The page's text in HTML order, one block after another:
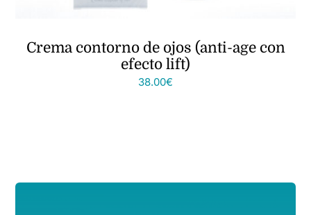
Crema contorno de ojos (anti-age con
efecto lift)
38.00€